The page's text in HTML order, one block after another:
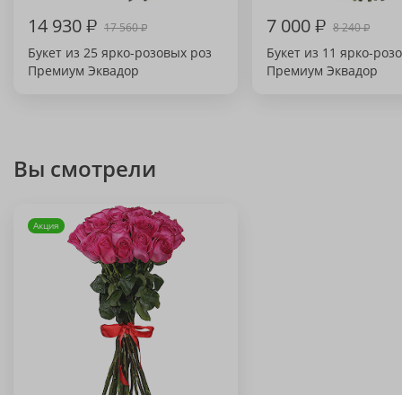
14 930₽ 17 560₽
Букет из 25 ярко-розовых роз
Премиум Эквадор
7 000₽ 8 240₽
Букет из 11 ярко-
Премиум Эквадор
Вы смотрели
Акция